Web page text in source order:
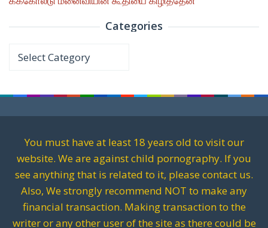
Categories
Categories
You must have at least 18 years old to visit our
website. We are against child pornography. If you
see anything that is related to it, please contact us.
Also, We strongly recommend NOT to make any
financial transaction. Making transaction to the
writer or any other user of the site as there could be